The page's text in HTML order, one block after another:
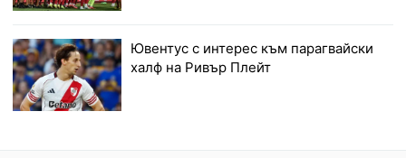
Ювентус с интерес към парагвайски
халф на Ривър Плейт